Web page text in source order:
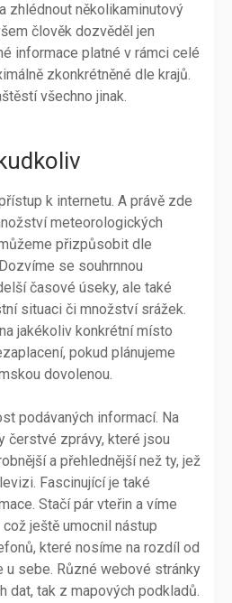
zhlédnout několikaminutový
člověk dozvěděl jen
informace platné v rámci celé
zkonkrétněné dle krajů.
všechno jinak.
k internetu. A právě zde
meteorologických
přizpůsobit dle
se souhrnnou
časové úseky, ale také
situaci či množství srážek.
jakékoliv konkrétní místo
pokud plánujeme
dovolenou.
podávaných informací. Na
čerstvé zprávy, které jsou
a přehlednější než ty, jež
Fascinující je také
Stačí pár vteřin a víme
ještě umocnil nástup
které nosíme na rozdíl od
sebe. Různé webové stránky
dat, tak z mapových podkladů.